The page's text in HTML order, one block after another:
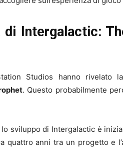
di Intergalactic:
Studios hanno
. Questo probabilmente
sviluppo di Intergalactic è
quattro anni tra un progetto e